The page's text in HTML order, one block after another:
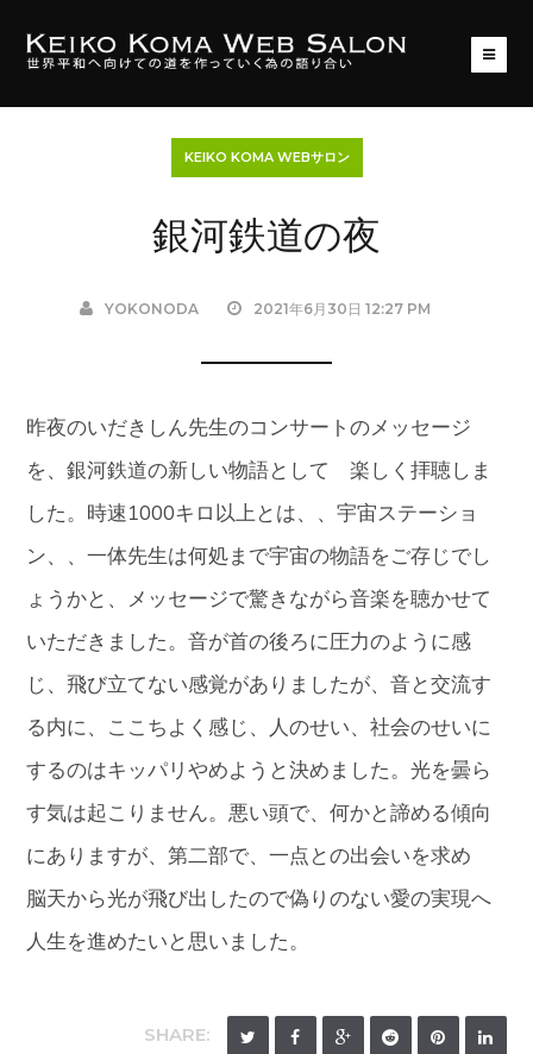
KEIKO KOMA WEBサロン
銀河鉄道の夜
YOKONODA 2021年6月30日 12:27 PM
昨夜のいだきしん先生のコンサートのメッセージ
を、銀河鉄道の新しい物語として 楽しく拝聴しま
した。時速1000キロ以上とは、、宇宙ステーショ
ン、、一体先生は何処まで宇宙の物語をご存じでし
ょうかと、メッセージで驚きながら音楽を聴かせて
いただきました。音が首の後ろに圧力のように感
じ、飛び立てない感覚がありましたが、音と交流す
る内に、ここちよく感じ、人のせい、社会のせいに
するのはキッパリやめようと決めました。光を曇ら
す気は起こりません。悪い頭で、何かと諦める傾向
にありますが、第二部で、一点との出会いを求め
脳天から光が飛び出したので偽りのない愛の実現へ
人生を進めたいと思いました。
SHARE: